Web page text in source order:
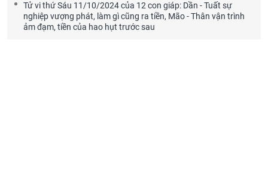
Tử vi thứ Sáu 11/10/2024 của 12 con giáp: Dần - Tuất sự
nghiệp vượng phát, làm gì cũng ra tiền, Mão - Thân vận trình
ảm đạm, tiền của hao hụt trước sau